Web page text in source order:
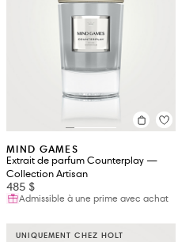
MIND GAMES
Extrait de parfum Counterplay —
Collection Artisan
485 $
Admissible à une prime avec achat
UNIQUEMENT CHEZ HOLT